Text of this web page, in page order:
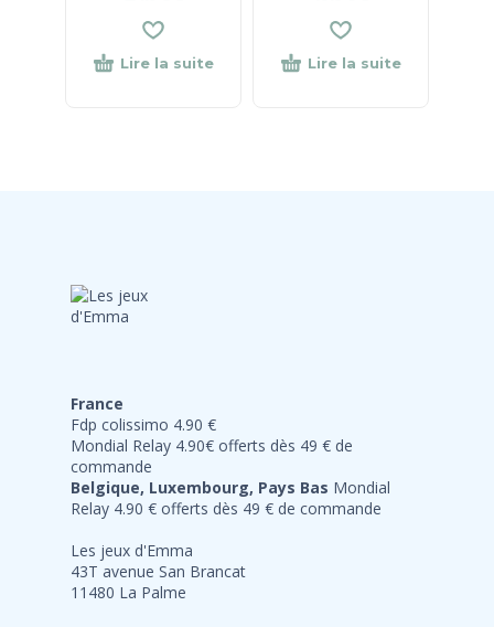
Lire la suite Lire la suite
France
Fdp colissimo 4.90 €
Mondial Relay 4.90€ offerts dès 49 € de
commande
Belgique, Luxembourg, Pays Bas Mondial
Relay 4.90 € offerts dès 49 € de commande
Les jeux d'Emma
43T avenue San Brancat
11480 La Palme